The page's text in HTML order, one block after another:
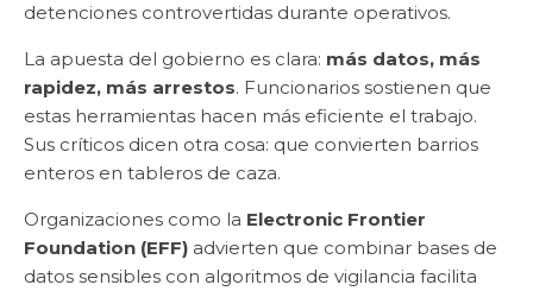
detenciones controvertidas durante operativos.
La apuesta del gobierno es clara: más datos, más
rapidez, más arrestos. Funcionarios sostienen que
estas herramientas hacen más eficiente el trabajo.
Sus críticos dicen otra cosa: que convierten barrios
enteros en tableros de caza.
Organizaciones como la Electronic Frontier
Foundation (EFF) advierten que combinar bases de
datos sensibles con algoritmos de vigilancia facilita